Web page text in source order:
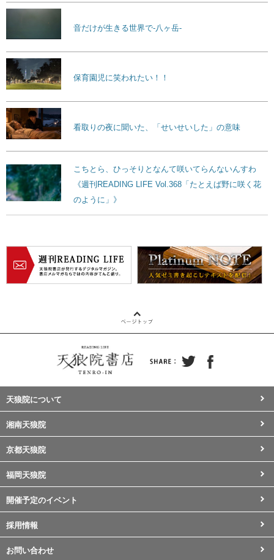
音だけが生きる世界で-八ヶ岳-
保育園児に笑われたい！！
看取りの夜に聞いた、「せいせいした」の意味
こちとら、ひっそりとなんて咲いてらんないんすわ
《週刊READING LIFE Vol.368「たとえば野に咲く花
のように」》
天狼院について
湘南天狼院
京都天狼院
福岡天狼院
開催予定のイベント
採用情報
お問い合わせ